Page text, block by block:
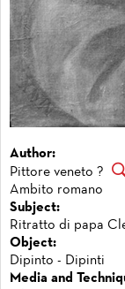
Author:
Pittore veneto ?
Ambito romano
Subject:
Ritratto di papa
Object:
Dipinto - Dipinti
Media and